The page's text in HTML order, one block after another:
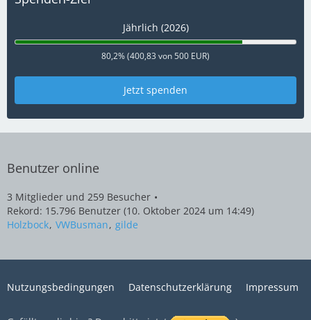
Jährlich (2026)
80,2% (400,83 von 500 EUR)
Jetzt spenden
Benutzer online
3 Mitglieder und 259 Besucher
Rekord: 15.796 Benutzer (10. Oktober 2024 um 14:49)
Holzbock VWBusman gilde
Nutzungsbedingungen Datenschutzerklärung Impressum